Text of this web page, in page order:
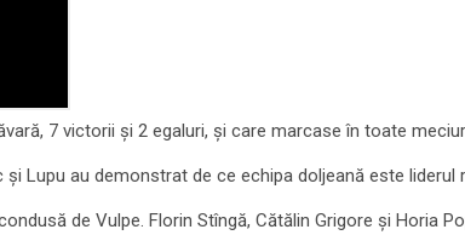
7 victorii şi 2 egaluri, şi care marcase în toate
Lupu au demonstrat de ce echipa doljeană este liderul
de Vulpe. Florin Stîngă, Cătălin Grigore şi Horia